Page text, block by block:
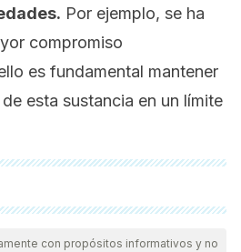
Por ejemplo, se ha
compromiso
es fundamental mantener
esta sustancia en un límite
fueron revisadas a profundidad por
su calidad, confiabilidad,
con propósitos informativos y no